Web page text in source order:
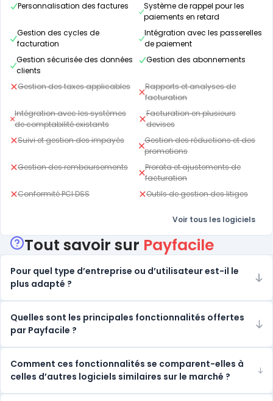
Personnalisation des factures
Système de rappel pour les
paiements en retard
Gestion des cycles de
facturation
Intégration avec les passerelles
de paiement
Gestion sécurisée des données
clients
Gestion des abonnements
Gestion des taxes applicables
Rapports et analyses de
facturation
Intégration avec les systèmes
de comptabilité existants
Facturation en plusieurs
devises
Suivi et gestion des impayés
Gestion des réductions et des
promotions
Gestion des remboursements
Prorata et ajustements de
facturation
Conformité PCI DSS
Outils de gestion des litiges
Voir tous les logiciels
Tout savoir sur Payfacile
Pour quel type d’entreprise ou d’utilisateur est-il le
plus adapté ?
Quelles sont les principales fonctionnalités offertes
par Payfacile ?
Comment ces fonctionnalités se comparent-elles à
celles d’autres logiciels similaires sur le marché ?